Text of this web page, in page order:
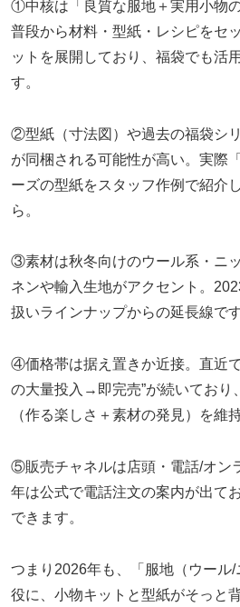
①中核は「良質な服地＋実用小物
普段から材料・型紙・レシピをセ
ットを展開しており、福袋でも活
す。
②型紙（寸法図）や過去の福袋シ
が同梱される可能性が高い。実際
ーズの型紙をスタッフ作例で紹介
ら。
③素材は秋冬向けのウール系・ニ
ネンや輸入生地がアクセント。
扱いラインナップからの延長線です
④価格帯は据え置きか近接。直近
の大量投入→即完売”が続いており
（作る楽しさ＋素材の発見）を維
⑤販売チャネルは店頭・電話/オン
年は公式で電話注文の案内が出て
できます。
つまり2026年も、「服地（ウール
役に、小物キットと型紙がそっと